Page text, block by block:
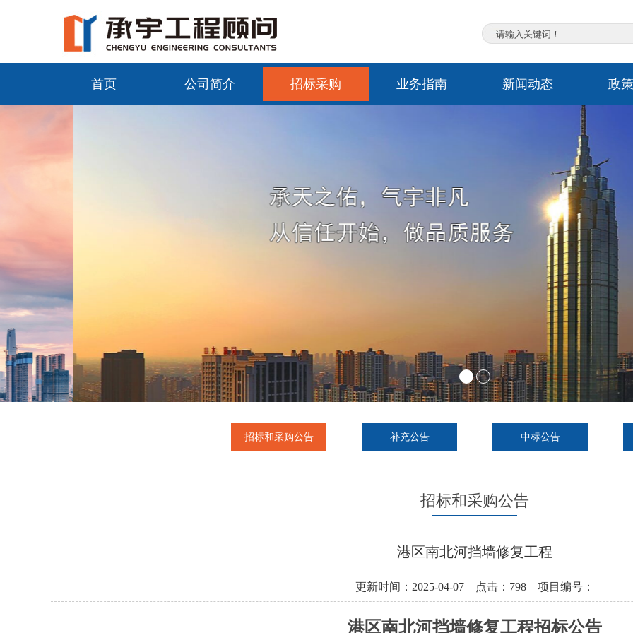
首页 公司简介 招标采购 业务指南 新闻动态 政
招标和采购公告 补充公告 中标公告
招标和采购公告
港区南北河挡墙修复工程
更新时间：2025-04-07 点击：798 项目编号：
港区南北河挡墙修复工程招标公告